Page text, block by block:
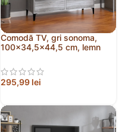
Comodă TV, gri sonoma,
100×34,5×44,5 cm, lemn
295,99 lei